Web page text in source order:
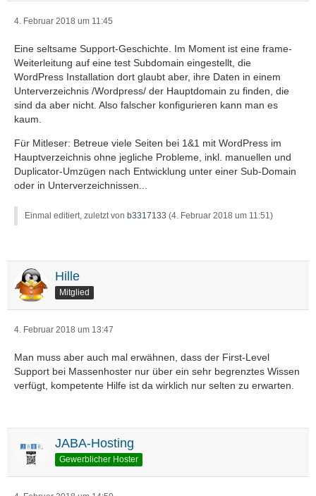
4. Februar 2018 um 11:45
Eine seltsame Support-Geschichte. Im Moment ist eine frame-
Weiterleitung auf eine test Subdomain eingestellt, die
WordPress Installation dort glaubt aber, ihre Daten in einem
Unterverzeichnis /Wordpress/ der Hauptdomain zu finden, die
sind da aber nicht. Also falscher konfigurieren kann man es
kaum.
Für Mitleser: Betreue viele Seiten bei 1&1 mit WordPress im
Hauptverzeichnis ohne jegliche Probleme, inkl. manuellen und
Duplicator-Umzügen nach Entwicklung unter einer Sub-Domain
oder in Unterverzeichnissen...
Einmal editiert, zuletzt von b3317133 (4. Februar 2018 um 11:51)
Hille
Mitglied
4. Februar 2018 um 13:47
Man muss aber auch mal erwähnen, dass der First-Level
Support bei Massenhoster nur über ein sehr begrenztes Wissen
verfügt, kompetente Hilfe ist da wirklich nur selten zu erwarten.
JABA-Hosting
Gewerblicher Hoster